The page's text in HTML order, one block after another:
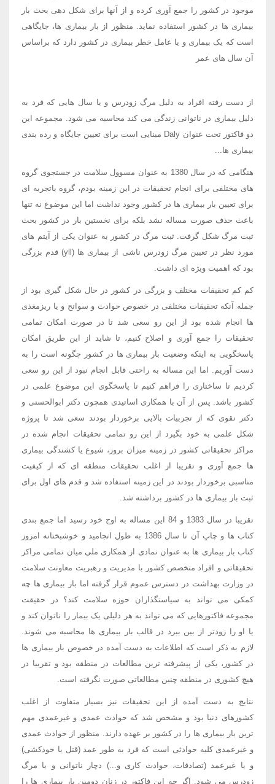
موجود در کشور را جمع آوری کرده و از آنها برای شکل دهی بحث بار
بیماری ها در کشور استفاده نماید. منظور از بار بیماری ها، جایگاهی
است که یک بیماری و یا عامل خطر بیماری در کشور دارد که براساس
آن سال های عمر
از دست رفته افراد به دلیل مرگ زودرس و یا سال هایی که فرد به
دلیل بیماری در ناتوانی زندگی می کند محاسبه می شود. مجموعه این
دو فاکتور تحت عنوان Daly مبنایی است برای تعیین جایگاه و رده بندی
بیماری ها...
هنگامی که در سال 1380 به عنوان مسوول سلامت در جستجوی گروه
های مختلفی برای انجام تحقیقات در این زمینه بودم، گروه باتجربه ای
برای تعیین بار بیماری ها در کشور وجود نداشت اما این موضوع نه تنها
باعث حذف صورت مساله نشد بلکه برای نخستین بار در کشور بحث
ثبت مرگ شکل گرفت. ثبت مرگ در کشور به عنوان یکی از آیتم های
مورد نظر در تعیین مرگ زودرس ناشی از بیماری ها (yll) قدم بزرگی
بود که اهمیت ویژه ای داشت.
کم کم تحقیقات مختلف و بزرگی در کشور در حال شکل گیری بود از
جمله آنکه تحقیقات مختلفی در خصوص حوادث و سوانح و یا ریزمغذی
ها انجام شده بود از این رو سعی شد تا در صورت امکان تمامی
تحقیقات را جمع آوری و اصلاح کنیم، تا شاید از این طریق امکان
پاسخگویی به اینکه وضعیت بار بیماری ها در کشور چگونه است را به
دست آوریم. اما این مساله به راحتی قابل انجام نبود از این رو سعی
کردیم تا ساختاری را فراهم کنیم تا پاسخگوی این موضوع علمی در
کشور باشد. پس از آن با همکاری اساتیدی همچون دکتر ابوالحسنی و
دکتر نقوی که از تجربیات بالایی برخوردار بودند سعی شد تا پروژه
شکل علمی به خود بگیرد از این رو تمامی تحقیقات انجام شده در
مراکز تحقیقاتی کشور در زمینه میزان بروز، شیوع یا کشندگی بیماری
ها جمع آوری و تقریبا از اغلب تحقیقات منطقه ای که از کیفیت
مناسبی برخوردار بودند در این زمینه استفاده شد و قدم های اول برای
ثبت بار بیماری ها در کشور برداشته شد.
تقریبا در سال 1383 و 84 این مساله به اوج خود رسید اما جمع بندی
کتاب ها و چاپ آن تا سال 1386 به طول انجامید و خوشبختانه امروز
کتاب بار بیماری ها به عنوان نمادی از همکاری ملی میان تمامی مراکز
تحقیقاتی و افراد متخصص کشور با مدیریت و رهبریت معاونت سلامت
در وزارت بهداشت در دسترس عموم قرار گرفته اما بار بیماری ها چه
کمکی می تواند به سیاستگذاران حوزه سلامت کند؟ در حقیقت
مجموعه فاکتورهایی که می تواند به هر دلیلی یک بیمار را ناتوان کند و
یا او را زودتر از بین ببرد در قالب بار بیماری ها محاسبه می شوند.
لازم به ذکر است که اطلاعات به دست آمده در خصوص بار بیماری ها
در کشور، یکی از پیشرفته ترین مطالعات در منطقه بود و تقریبا در
هیچ کشوری در منطقه چنین مطالعاتی صورت نگرفته است.
نتایج به دست آمده از این تحقیقات نیز بسیار متفاوت از اغلب
کشورهای دنیا بود و مشخص شد که حوادث عمدی و غیرعمدی مهم
ترین بار بیماری ها را در کشور بر عهده دارند. منظور از حوادث عمدی
و غیرعمدی کلیه حوادثی است که فرد به طور عمد (قتل یا خودکشی)
و یا غیرعمد (تصادفات، حوادث کاری و...) دچار ناتوانی و یا مرگ
زودرس می شود. اگر چه این فاکتور در زنان دومین بار بیماری ها را